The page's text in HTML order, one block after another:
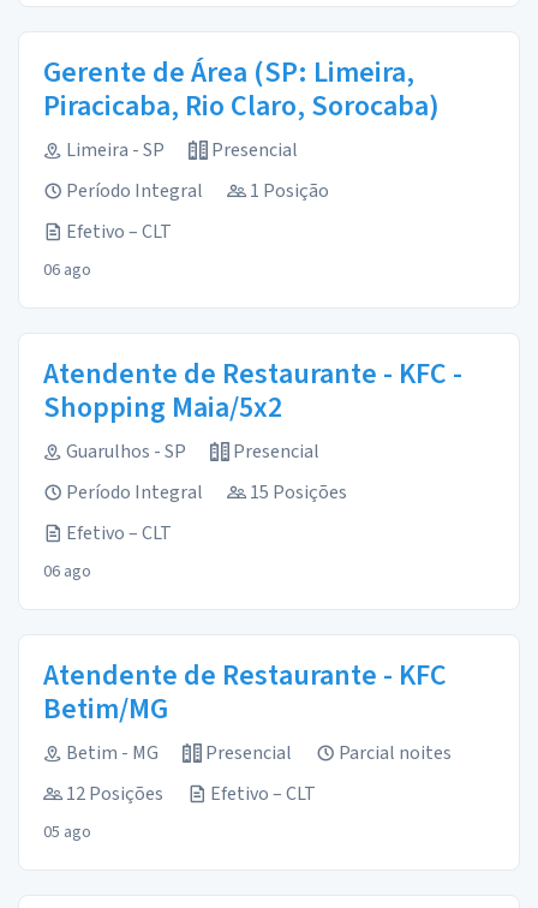
Gerente de Área (SP: Limeira,
Piracicaba, Rio Claro, Sorocaba)
Limeira - SP
Presencial
Período Integral
1 Posição
Efetivo – CLT
06 ago
Atendente de Restaurante - KFC -
Shopping Maia/5x2
Guarulhos - SP
Presencial
Período Integral
15 Posições
Efetivo – CLT
06 ago
Atendente de Restaurante - KFC
Betim/MG
Betim - MG Presencial
Parcial noites
12 Posições
Efetivo – CLT
05 ago